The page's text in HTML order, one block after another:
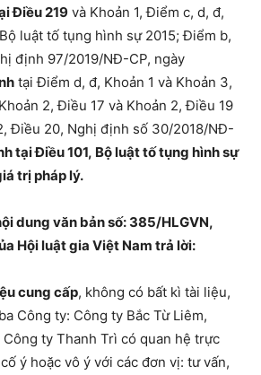
Điều 219 và Khoản 1, Điểm c, d, đ,
Bộ luật tố tụng hình sự 2015; Điểm b,
định 97/2019/NĐ-CP, ngày
tại Điểm d, đ, Khoản 1 và Khoản 3,
2, Điều 17 và Khoản 2, Điều 19
Điều 20, Nghị định số 30/2018/NĐ-
tại Điều 101, Bộ luật tố tụng hình sự
trị pháp lý.
dung văn bản số: 385/HLGVN,
Hội luật gia Việt Nam trả lời:
cung cấp, không có bất kì tài liệu,
Công ty: Công ty Bắc Từ Liêm,
ty Thanh Trì có quan hệ trực
ý hoặc vô ý với các đơn vị: tư vấn,